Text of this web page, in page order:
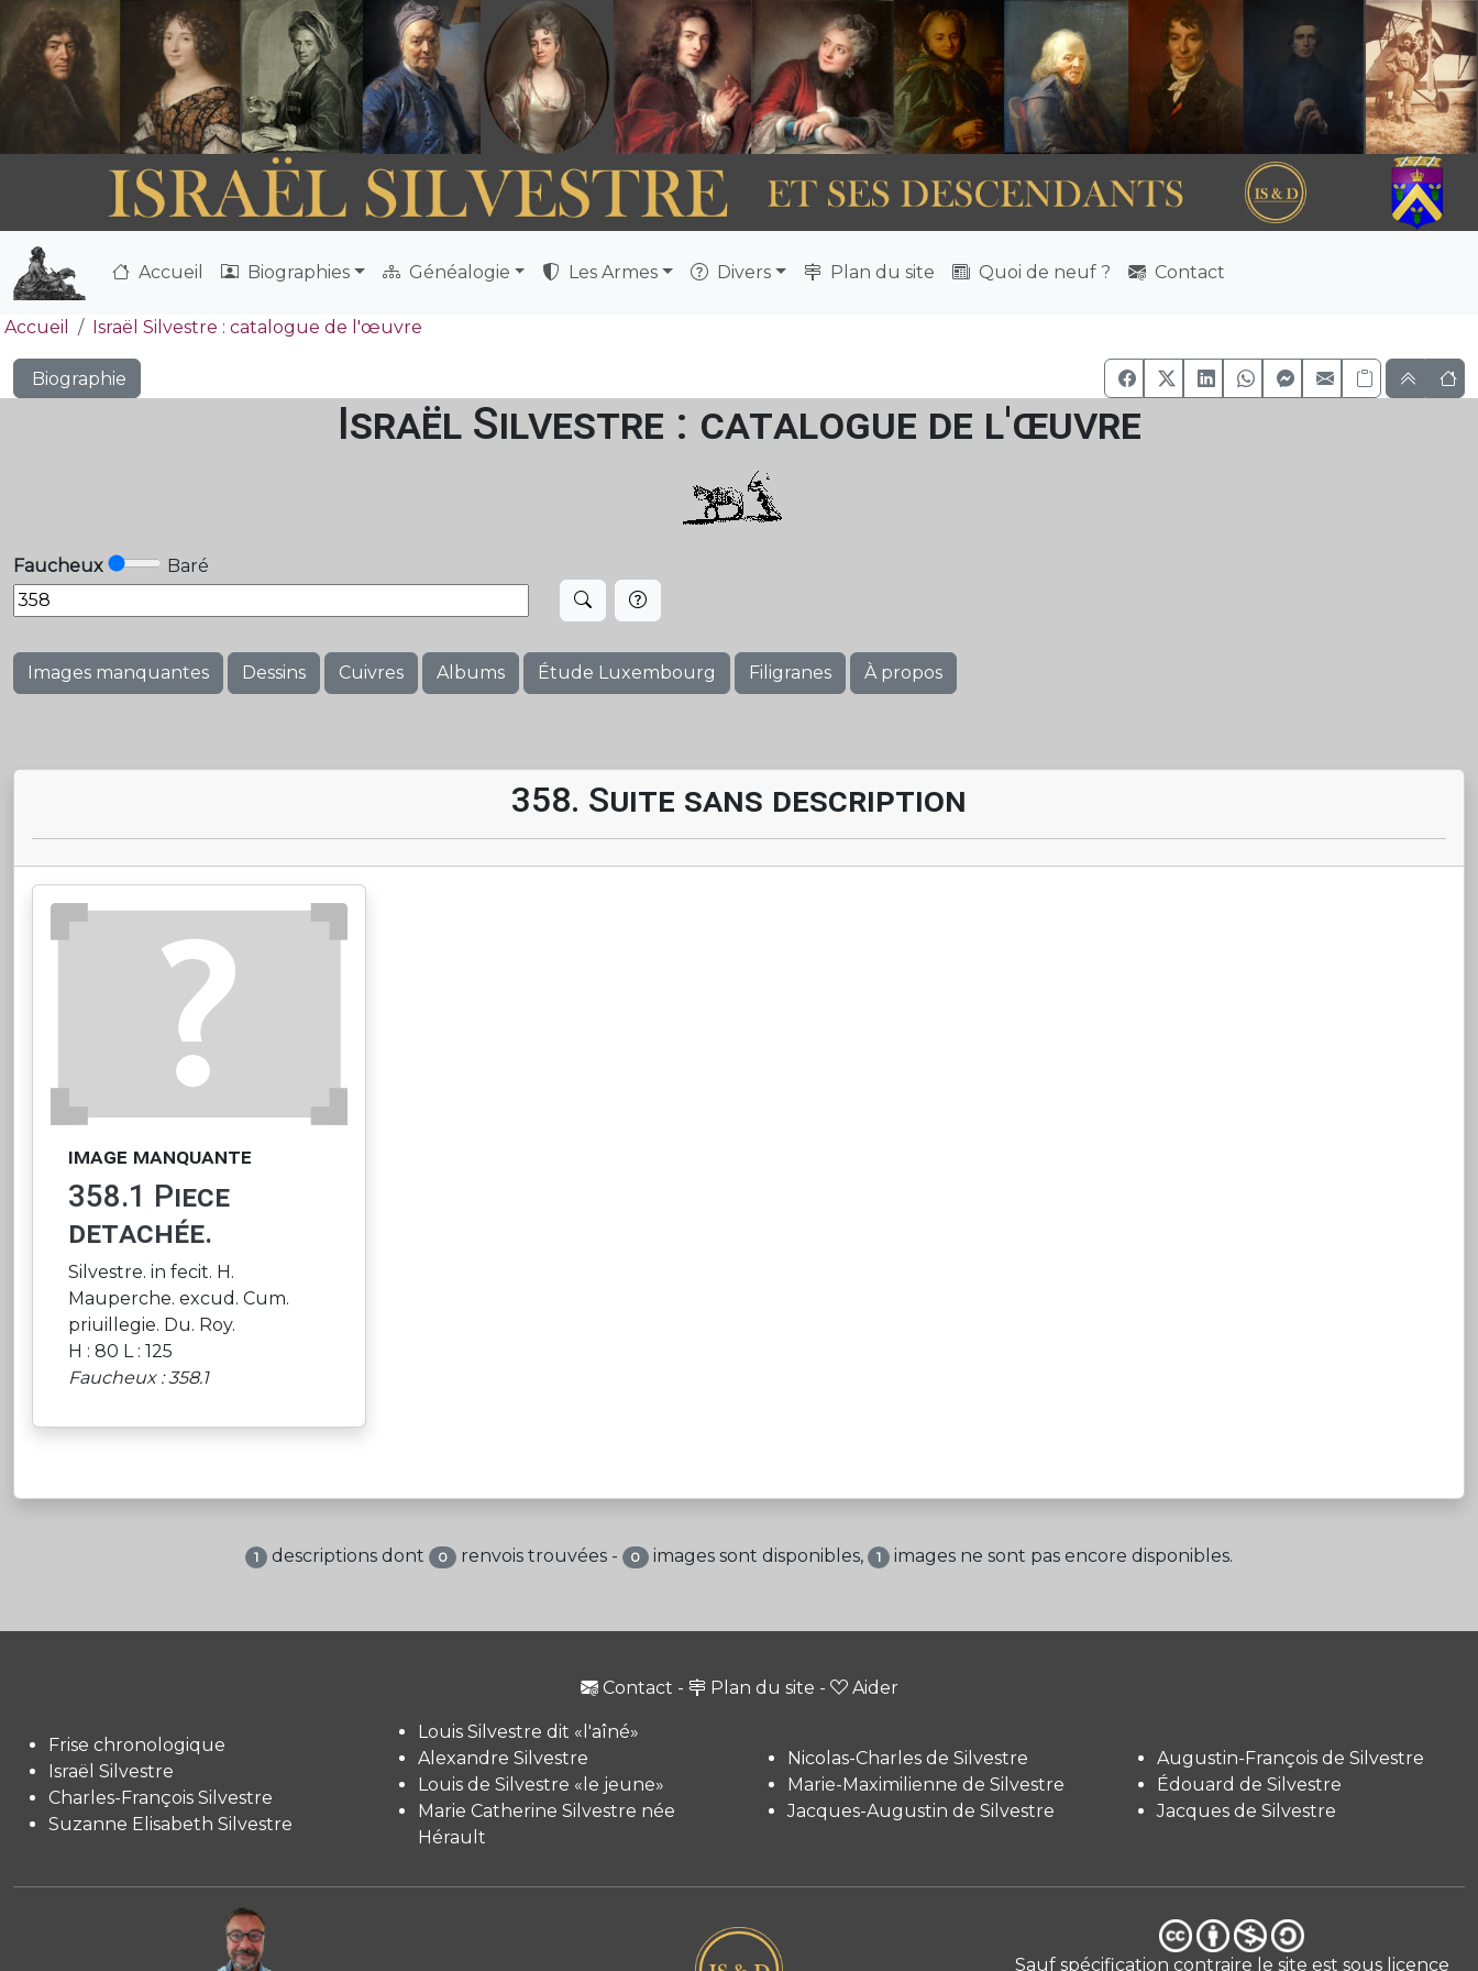
Accueil Biographies Généalogie Les Armes Divers Plan du site Quoi de neuf ? Contact
Accueil Israël Silvestre : catalogue de l'œuvre
Biographie
Israël Silvestre : catalogue de l'œuvre
Faucheux Baré
Images manquantes Dessins Cuivres Albums Étude Luxembourg Filigranes À propos
358. Suite sans description
image manquante
358.1 Piece
detachée.
Silvestre. in fecit. H.
Mauperche. excud. Cum.
priuillegie. Du. Roy.
H : 80 L : 125
Faucheux : 358.1
1 descriptions dont 0 renvois trouvées - 0 images sont disponibles, 1 images ne sont pas encore disponibles.
Contact - Plan du site - Aider
Frise chronologique
Israël Silvestre
Charles-François Silvestre
Suzanne Elisabeth Silvestre
Louis Silvestre dit «l'aîné»
Alexandre Silvestre
Louis de Silvestre «le jeune»
Marie Catherine Silvestre née
Hérault
Nicolas-Charles de Silvestre
Marie-Maximilienne de Silvestre
Jacques-Augustin de Silvestre
Augustin-François de Silvestre
Édouard de Silvestre
Jacques de Silvestre
Sauf spécification contraire le site est sous licence